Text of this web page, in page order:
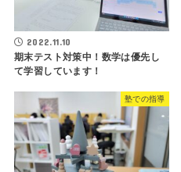
2022.11.10
期末テスト対策中！数学は優先し
て学習しています！
塾での指導